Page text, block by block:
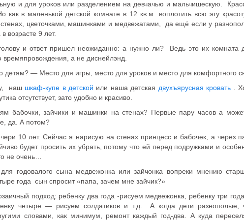
и для уроков или разделением на девчачью и мальчишескую.
как в маленькой детской комнате в 12 кв.м воплотить всю эту
цветочками, машинками и медвежатами, да ещё если у
возрасте 9 лет.
и ответ пришел неожиданно: а нужно ли? Ведь это их комната
времяпровождения, а не диснейлэнд.
детям? — Место для игры, место для уроков и место для комфортного
наш шкаф-купе в детской или наша детская двухъярусная кровать .
отсутствует, зато удобно и красиво.
бабочки, зайчики и машинки на стенах? Первые пару часов а
да. А потом?
10 лет. Сейчас я нарисую на стенах принцесс и бабочек, а через
будет просить их убрать, потому что ей перед подружками и
не очень…
годовалого сына медвежонка или зайчонка вопреки мнению
года сын спросит «папа, зачем мне зайчик?»
подход: ребенку два года -рисуем медвежонка, ребенку три
четыре — рисуем солдатиков и т.д. А когда дети разнополые,
словами, как минимум, ремонт каждый год-два. А куда